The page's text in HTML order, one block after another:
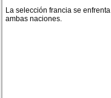
La selección francia se
ambas naciones.